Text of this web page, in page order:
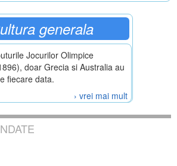
generala
Jocurilor Olimpice
doar Grecia si Australia au
fiecare data.
› vrei mai mult